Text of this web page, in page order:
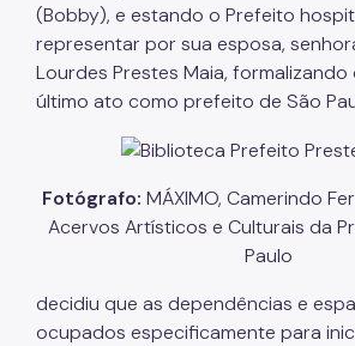
(Bobby), e estando o Prefeito
representar por sua esposa,
Lourdes Prestes Maia,
último ato como prefeito de São
Fotógrafo: MÁXIMO, Camerindo
Acervos Artísticos e Culturais da
Paulo
decidiu que as dependências e
ocupados especificamente para